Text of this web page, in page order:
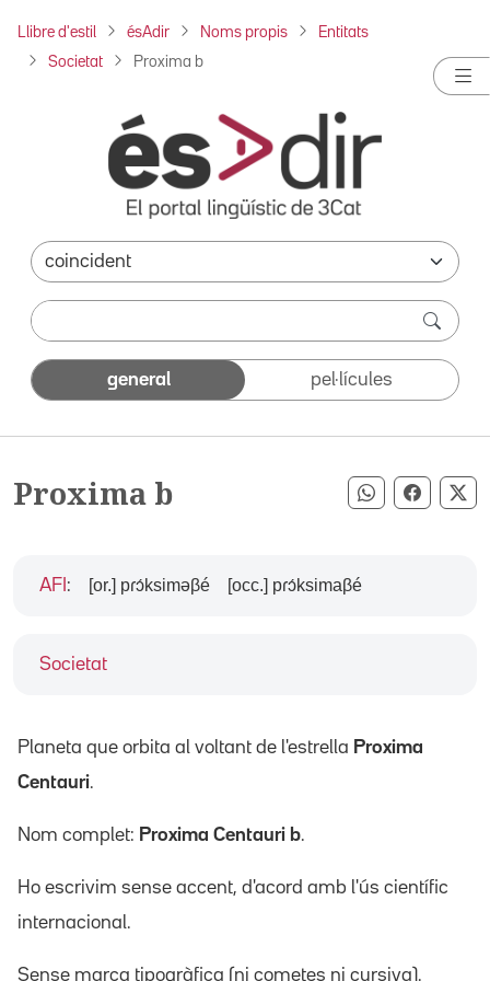
Llibre d'estil ésAdir Noms propis Entitats
Societat Proxima b
general pel·lícules
Proxima b Compartir
Societat
AFI : [or.] pɾɔ́ksiməβé [occ.] pɾɔ́ksimaβé
Planeta que orbita al voltant de l'estrella Proxima
Centauri.
Nom complet: Proxima Centauri b.
Ho escrivim sense accent, d'acord amb l'ús científic
internacional.
Sense marca tipogràfica (ni cometes ni cursiva).